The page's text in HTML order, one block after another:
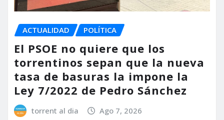
ACTUALIDAD POLÍTICA
El PSOE no quiere que los
torrentinos sepan que la nueva
tasa de basuras la impone la
Ley 7/2022 de Pedro Sánchez
torrent al dia Ago 7, 2026